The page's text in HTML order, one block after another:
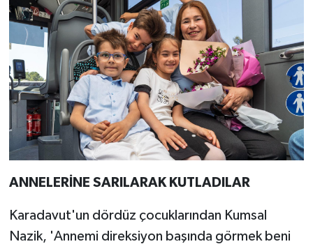
ANNELERİNE SARILARAK KUTLADILAR
Karadavut'un dördüz çocuklarından Kumsal
Nazik, 'Annemi direksiyon başında görmek beni